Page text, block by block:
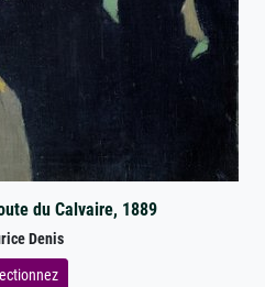
du Calvaire, 1889
Denis